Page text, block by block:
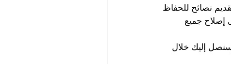
نصائح للحفاظ
إصلاح جميع
إليك خلال